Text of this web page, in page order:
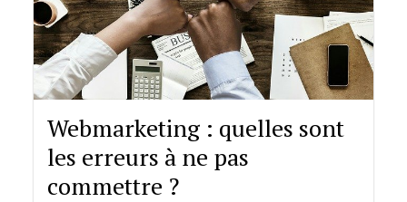
Webmarketing : quelles sont
les erreurs à ne pas
commettre ?